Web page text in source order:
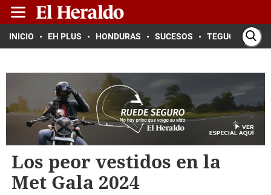
INICIO EH PLUS HONDURAS SUCESOS TEGUCIGALPA
Los peor vestidos en la
Met Gala 2024